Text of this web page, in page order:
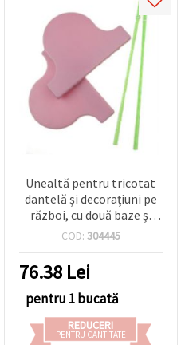
Unealtă pentru tricotat
dantelă și decorațiuni pe
război, cu două baze și
trei ace, 320 mm
COD: 304445
76.38 Lei
pentru 1 bucată
REDUCERI
PENTRU CANTITATE